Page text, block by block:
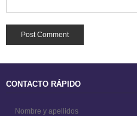
CONTACTO RÁPIDO
Nombre y apellidos